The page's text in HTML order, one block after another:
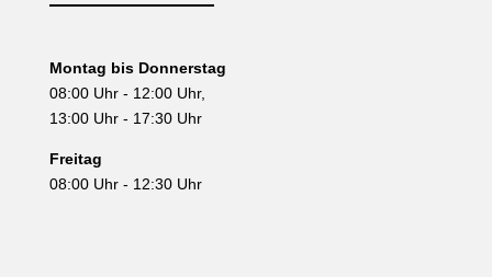
Montag bis Donnerstag
08:00 Uhr - 12:00 Uhr,
13:00 Uhr - 17:30 Uhr
Freitag
08:00 Uhr - 12:30 Uhr